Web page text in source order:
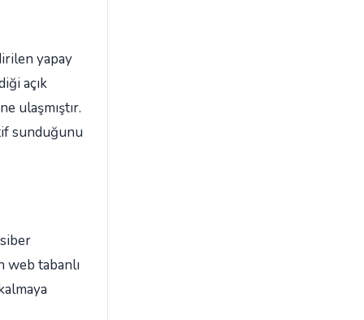
yapay
açık
ulaşmıştır.
sunduğunu
web tabanlı